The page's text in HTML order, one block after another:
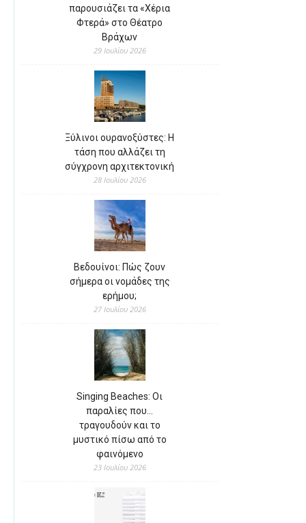
παρουσιάζει τα «Χέρια
Φτερά» στο Θέατρο
Βράχων
29 Ιουλίου 2026
Ξύλινοι ουρανοξύστες: Η
τάση που αλλάζει τη
σύγχρονη αρχιτεκτονική
28 Ιουλίου 2026
Βεδουίνοι: Πώς ζουν
σήμερα οι νομάδες της
ερήμου;
27 Ιουλίου 2026
Singing Beaches: Οι
παραλίες που…
τραγουδούν και το
μυστικό πίσω από το
φαινόμενο
23 Ιουλίου 2026